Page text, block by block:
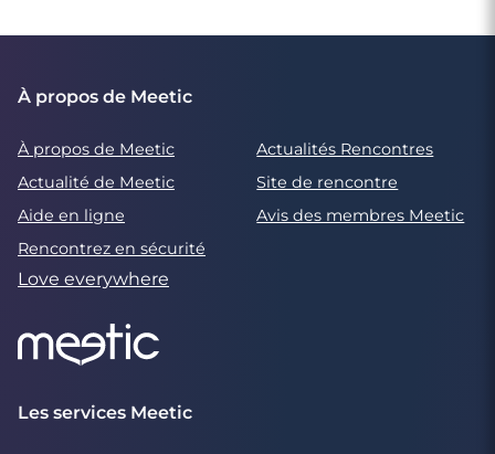
À propos de Meetic
À propos de Meetic
Actualités Rencontres
Actualité de Meetic
Site de rencontre
Aide en ligne
Avis des membres Meetic
Rencontrez en sécurité
Love everywhere
Les services Meetic